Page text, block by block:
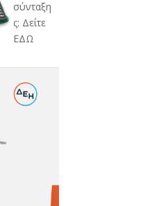
σύνταξη
ς: Δείτε
ΕΔΩ